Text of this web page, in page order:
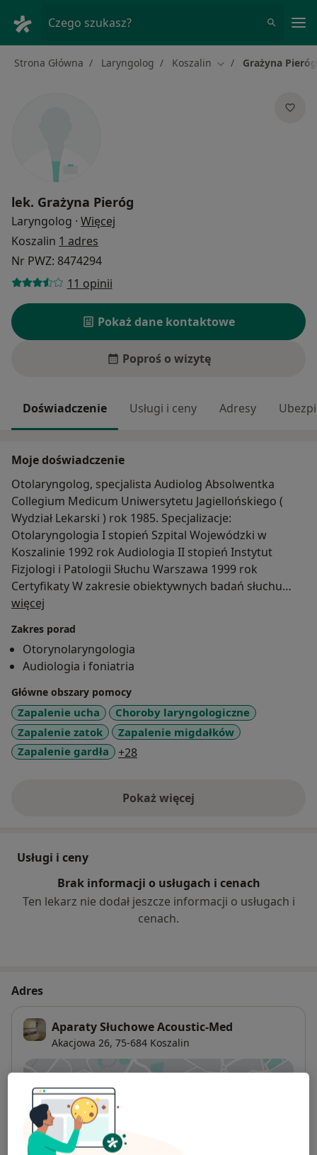
Czego szukasz?
Strona Główna Laryngolog Koszalin Zmień miasto
Grażyna Pieróg
lek. Grażyna Pieróg
Laryngolog · Więcej
Koszalin 1 adres
Nr PWZ: 8474294
11 opinii
Pokaż dane kontaktowe
Poproś o wizytę
Doświadczenie Usługi i ceny Adresy
Moje doświadczenie
Otolaryngolog, specjalista Audiolog Absolwentka
Collegium Medicum Uniwersytetu Jagiellońskiego (
Wydział Lekarski ) rok 1985. Specjalizacje:
Otolaryngologia I stopień Szpital Wojewódzki w
Koszalinie 1992 rok Audiologia II stopień Instytut
Fizjologi i Patologii Słuchu Warszawa 1999 rok
Certyfikaty W zakresie obiektywnych badań słuchu
Videonystagmografia w diagnostyce zawrotów głowy (
przedsionkowego. Badania elektrofizjologiczne w
diagnostyce audiologicznej Staże: Instytut Fizjologi i
Patologii Słuchu Warszawa Klinika Otolaryngologii w
Poznaniu
więcej
Zakres porad
Otorynolaryngologia
Audiologia i foniatria
Główne obszary pomocy
Zapalenie ucha
Choroby laryngologiczne
Zapalenie zatok
Zapalenie migdałków
Zapalenie gardła
+28a11y_sr_more_diseases
Pokaż więcejo doświadczeniu
Usługi i ceny
Brak informacji o usługach i cenach
Ten lekarz nie dodał jeszcze informacji o usługach i
cenach.
Adres
Aparaty Słuchowe Acoustic-Med
Akacjowa 26, 75-684 Koszalin
Dostępność
W tym gabinecie nie można umawiać wizyt przez
internet